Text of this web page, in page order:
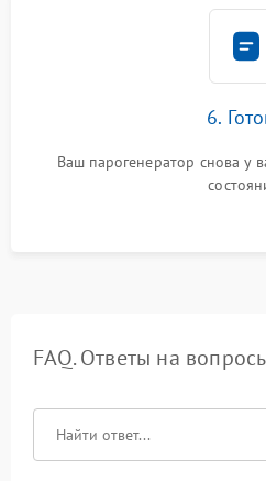
6.
Ваш парогенератор снова у
FAQ. Ответы на